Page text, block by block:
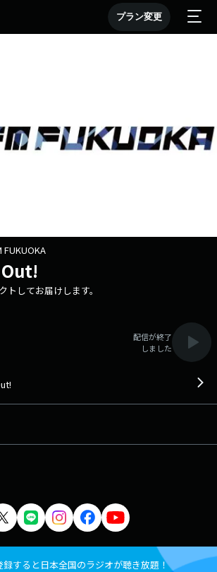
プラン変更
FUKUOKA
トしてお届けします。
配信が終了
しました
録すると日本全国のラジオが聴き放題！